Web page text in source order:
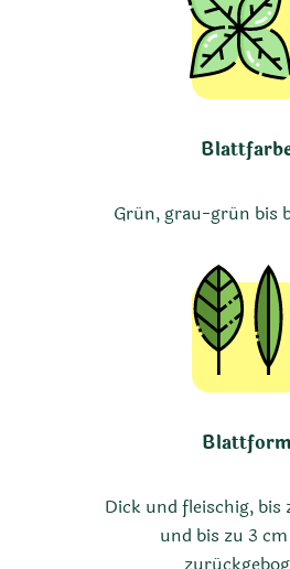
Grün, grau-grün bis
Blattform
Dick und fleischig, bis
und bis zu 3